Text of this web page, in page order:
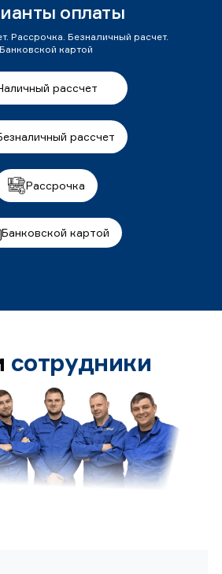
оплаты
Рассрочка. Безналичный расчет.
Банковской картой
рассчет
рассчет
Рассрочка
Банковской картой
сотрудники